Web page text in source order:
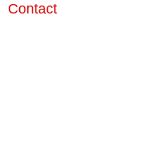
Contact